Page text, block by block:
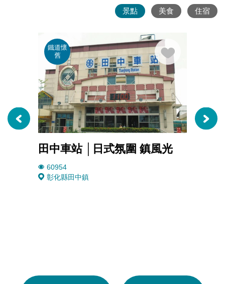
景點 美食 住宿
鐵道懷
舊
田中車站 │日式氛圍 鎮風光
60954
彰化縣田中鎮